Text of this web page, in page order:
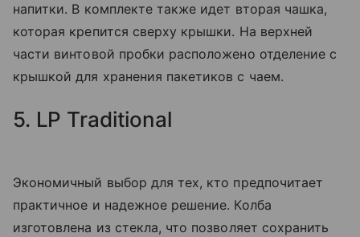
напитки. В комплекте также идет вторая чашка,
которая крепится сверху крышки. На верхней
части винтовой пробки расположено отделение с
крышкой для хранения пакетиков с чаем.
5. LP Traditional
Экономичный выбор для тех, кто предпочитает
практичное и надежное решение. Колба
изготовлена из стекла, что позволяет сохранить